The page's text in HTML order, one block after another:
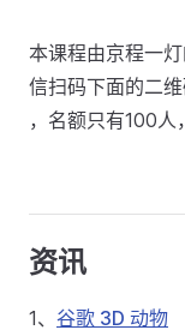
本课程由京程一
信扫码下面的二
，名额只有100人
资讯
1、 谷歌 3D 动物